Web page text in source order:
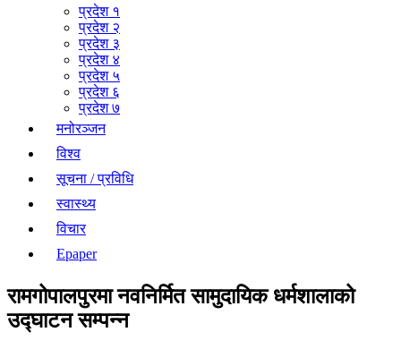
प्रदेश १
प्रदेश २
प्रदेश ३
प्रदेश ४
प्रदेश ५
प्रदेश ६
प्रदेश ७
मनोरञ्जन
विश्व
सूचना / प्रविधि
स्वास्थ्य
विचार
Epaper
रामगोपालपुरमा नवनिर्मित सामुदायिक धर्मशालाको
उद्घाटन सम्पन्न